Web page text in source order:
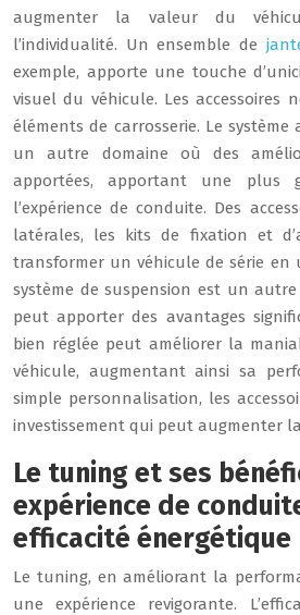
augmenter la valeur du
l’individualité. Un ensemble de
exemple, apporte une touche
visuel du véhicule. Les accessoires
éléments de carrosserie. Le système
un autre domaine où des
apportées, apportant une plus
l’expérience de conduite. Des
latérales, les kits de fixation et
transformer un véhicule de série en
système de suspension est un
peut apporter des avantages
bien réglée peut améliorer la
véhicule, augmentant ainsi sa
simple personnalisation, les
investissement qui peut augmenter
Le tuning et ses
expérience de
efficacité énergétique
Le tuning, en améliorant la
une expérience revigorante.